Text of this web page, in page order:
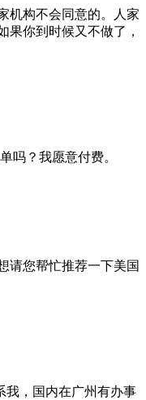
机构不会同意的。人家
果你到时候又不做了，
吗？我愿意付费。
请您帮忙推荐一下美国
我，国内在广州有办事